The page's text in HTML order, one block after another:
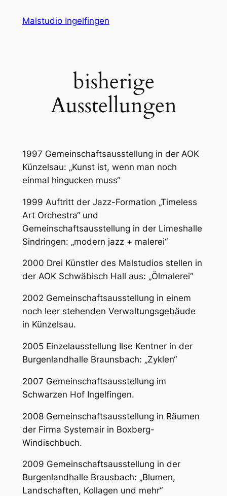
InhaltMalstudio Ingelfingen
bisherige
Ausstellungen
1997 Gemeinschaftsausstellung in der AOK
Künzelsau: „Kunst ist, wenn man noch
einmal hingucken muss“
1999 Auftritt der Jazz-Formation „Timeless
Art Orchestra“ und
Gemeinschaftsausstellung in der Limeshalle
Sindringen: „modern jazz + malerei“
2000 Drei Künstler des Malstudios stellen in
der AOK Schwäbisch Hall aus: „Ölmalerei“
2002 Gemeinschaftsausstellung in einem
noch leer stehenden Verwaltungsgebäude
in Künzelsau.
2005 Einzelausstellung Ilse Kentner in der
Burgenlandhalle Braunsbach: „Zyklen“
2007 Gemeinschaftsausstellung im
Schwarzen Hof Ingelfingen.
2008 Gemeinschaftsausstellung in Räumen
der Firma Systemair in Boxberg-
Windischbuch.
2009 Gemeinschaftsausstellung in der
Burgenlandhalle Brausbach: „Blumen,
Landschaften, Kollagen und mehr“